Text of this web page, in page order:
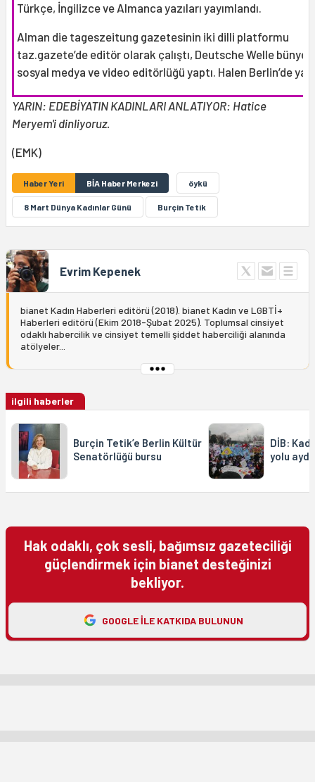
Türkçe, İngilizce ve Almanca yazıları yayımlandı.
Alman die tageszeitung gazetesinin iki dilli platformu
taz.gazete’de editör olarak çalıştı, Deutsche Welle
sosyal medya ve video editörlüğü yaptı. Halen Berlin’de
YARIN: EDEBİYATIN KADINLARI ANLATIYOR: Hatice
Meryem'i dinliyoruz.
(EMK)
Haber Yeri BİA Haber Merkezi öykü
8 Mart Dünya Kadınlar Günü Burçin Tetik
Evrim Kepenek
bianet Kadın Haberleri editörü (2018). bianet Kadın ve LGBTİ+
Haberleri editörü (Ekim 2018-Şubat 2025). Toplumsal cinsiyet
odaklı habercilik ve cinsiyet temelli şiddet haberciliği alanında
atölyeler...
ilgili haberler
Burçin Tetik’e Berlin Kültür
Senatörlüğü bursu
DİB:
yolu
Hak odaklı, çok sesli, bağımsız gazeteciliği
güçlendirmek için bianet desteğinizi
bekliyor.
GOOGLE ILE KATKIDA BULUNUN